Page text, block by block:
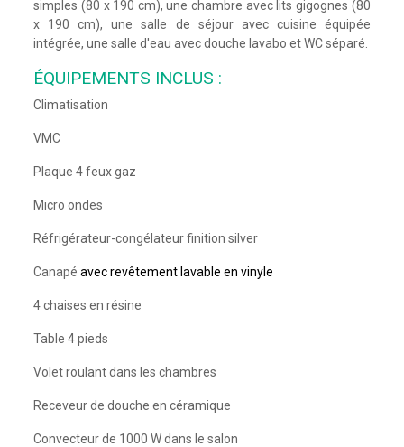
simples (80 x 190 cm), une chambre avec lits gigognes (80
x 190 cm), une salle de séjour avec cuisine équipée
intégrée, une salle d'eau avec douche lavabo et WC séparé.
ÉQUIPEMENTS INCLUS :
Climatisation
VMC
Plaque 4 feux gaz
Micro ondes
Réfrigérateur-congélateur finition silver
Canapéavec revêtement lavable en vinyle
4 chaises en résine
Table 4 pieds
Volet roulant dans les chambres
Receveur de douche en céramique
Convecteur de 1000 W dans le salon